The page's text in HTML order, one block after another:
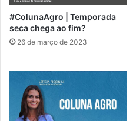
#ColunaAgro | Temporada
seca chega ao fim?
26 de março de 2023